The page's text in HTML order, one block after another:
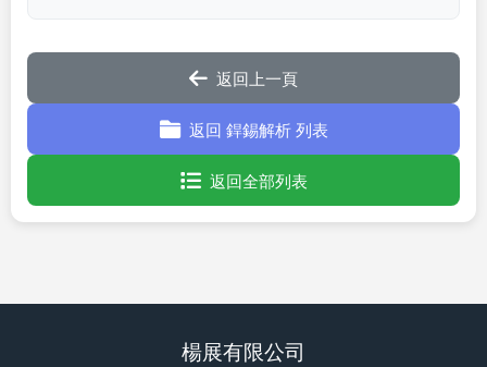
返回上一頁
返回 銲錫解析 列表
返回全部列表
楊展有限公司